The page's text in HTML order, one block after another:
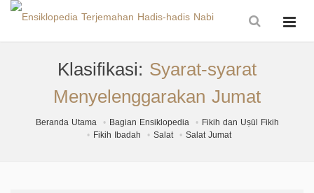
Klasifikasi: Syarat-syarat
Menyelenggarakan Jumat
Beranda Utama Bagian Ensiklopedia
Fikih dan Uṣūl Fikih
Fikih Ibadah
Salat Salat Jumat